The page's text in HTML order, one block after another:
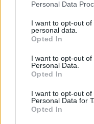
not limited to your visit
grant or deny consent
use your data for
consent section.
Personal Data
I want to opt-out
personal data.
Opted In
I want to opt-out
Personal Data.
Opted In
I want to opt-out
Personal Data for
Opted In
el flanco izquierdo del
Rigoni.
Piatti es un jugador de
Almería, Valencia y
repartiendo 41